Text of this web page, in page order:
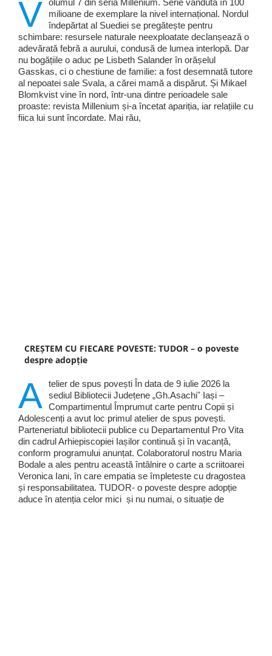
V olumul 7 din seria Millenium. Serie vândută în 100
milioane de exemplare la nivel internațional. Nordul
îndepărtat al Suediei se pregătește pentru
schimbare: resursele naturale neexploatate declanșează o
adevărată febră a aurului, condusă de lumea interlopă. Dar
nu bogățiile o aduc pe Lisbeth Salander în orășelul
Gasskas, ci o chestiune de familie: a fost desemnată tutore
al nepoatei sale Svala, a cărei mamă a dispărut. Și Mikael
Blomkvist vine în nord, într-una dintre perioadele sale
proaste: revista Millenium și-a încetat apariția, iar relațiile cu
fiica lui sunt încordate. Mai rău,
CREȘTEM CU FIECARE POVESTE: TUDOR – o poveste
despre adopție
A telier de spus povești În data de 9 iulie 2026 la
sediul Bibliotecii Județene „Gh.Asachiˮ Iași –
Compartimentul Împrumut carte pentru Copii și
Adolescenți a avut loc primul atelier de spus povești.
Parteneriatul bibliotecii publice cu Departamentul Pro Vita
din cadrul Arhiepiscopiei Iașilor continuă și în vacanță,
conform programului anunțat. Colaboratorul nostru Maria
Bodale a ales pentru această întâlnire o carte a scriitoarei
Veronica Iani, în care empatia se împleteste cu dragostea
și responsabilitatea. TUDOR- o poveste despre adopție
aduce în atenția celor mici și nu numai, o situație de